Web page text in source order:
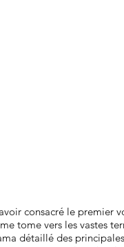
consacré le premier
tome vers les vastes
détaillé des